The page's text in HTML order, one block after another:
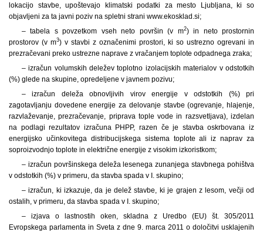
lokacijo stavbe, upoštevajo klimatski podatki za mesto Ljubljana, ki so
objavljeni za ta javni poziv na spletni strani www.ekosklad.si;
– tabela spovzetkom vseh neto površin (v m2) in neto prostornin
prostorov (v m3) v stavbi z označenimi prostori, ki so ustrezno ogrevani in
prezračevani preko ustrezne naprave z vračanjem toplote odpadnega zraka;
– izračun volumskih deležev toplotno izolacijskih materialov vodstotkih
(%) glede na skupine, opredeljene v javnem pozivu;
– izračun deleža obnovljivih virov energije vodstotkih (%) pri
zagotavljanju dovedene energije za delovanje stavbe (ogrevanje, hlajenje,
razvlaževanje, prezračevanje, priprava tople vode in razsvetljava), izdelan
na podlagi rezultatov izračuna PHPP, razen če je stavba oskrbovana iz
energijsko učinkovitega distribucijskega sistema toplote ali iz naprav za
soproizvodnjo toplote in električne energije z visokim izkoristkom;
– izračun površinskega deleža lesenega zunanjega stavbnega pohištva
v odstotkih (%) v primeru, da stavba spada v I. skupino;
– izračun, ki izkazuje, da je delež stavbe, ki je grajen zlesom, večji od
ostalih, v primeru, da stavba spada v I. skupino;
– izjava olastnostih oken, skladna z Uredbo (EU) št. 305/2011
Evropskega parlamenta in Sveta z dne 9. marca 2011 o določitvi usklajenih